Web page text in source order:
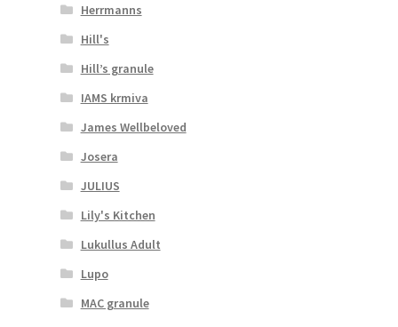
Herrmanns
Hill's
Hill’s granule
IAMS krmiva
James Wellbeloved
Josera
JULIUS
Lily's Kitchen
Lukullus Adult
Lupo
MAC granule